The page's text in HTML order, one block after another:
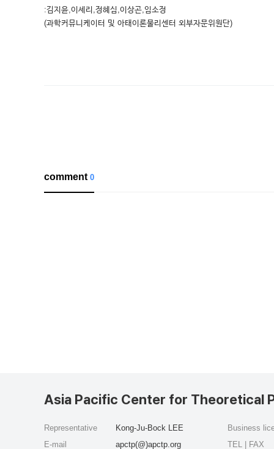
:김지윤,이세리,정혜심,이상곤,임소정
(과학커뮤니케이터 및 아태이론물리센터 외부자문위원단)
comment0
Asia Pacific Center for Theoretical
Representative
Kong-Ju-Bock LEE
E-mail
apctp(@)apctp.org
Business
TEL | FAX